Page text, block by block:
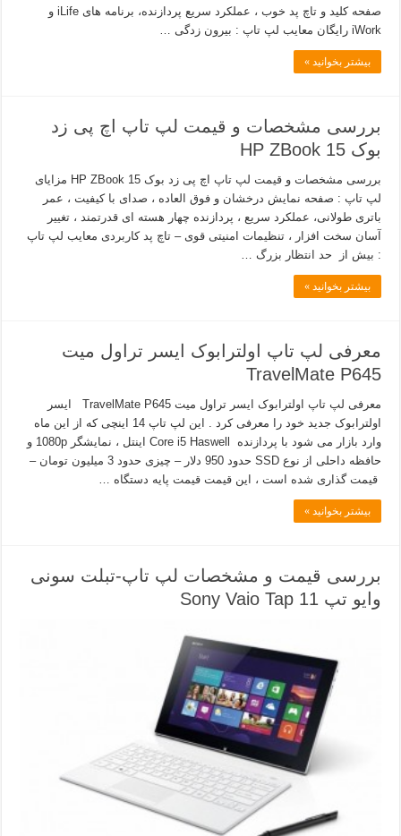
صفحه کلید و تاچ پد خوب ، عملکرد سریع پردازنده، برنامه های iLife و
iWork رایگان معایب لپ تاپ : بیرون زدگی …
بیشتر بخوانید »
بررسی مشخصات و قیمت لپ تاپ اچ پی زد
بوک 15 HP ZBook
بررسی مشخصات و قیمت لپ تاپ اچ پی زد بوک 15 HP ZBook مزایای
لپ تاپ : صفحه نمایش درخشان و فوق العاده ، صدای با کیفیت ، عمر
باتری طولانی، عملکرد سریع ، پردازنده چهار هسته ای قدرتمند ، تغییر
آسان سخت افزار ، تنظیمات امنیتی قوی – تاچ پد کاربردی معایب لپ تاپ
: بیش از حد انتظار بزرگ …
بیشتر بخوانید »
معرفی لپ تاپ اولترابوک ایسر تراول میت
TravelMate P645
معرفی لپ تاپ اولترابوک ایسر تراول میت TravelMate P645 ایسر
اولترابوک جدید خود را معرفی کرد . این لپ تاپ 14 اینچی که از این ماه
وارد بازار می شود با پردازنده Core i5 Haswell اینتل ، نمایشگر 1080p و
حافظه داحلی از نوع SSD حدود 950 دلار – چیزی حدود 3 میلیون تومان –
قیمت گذاری شده است ، این قیمت قیمت پایه دستگاه …
بیشتر بخوانید »
بررسی قیمت و مشخصات لپ تاپ-تبلت سونی
وایو تپ 11 Sony Vaio Tap